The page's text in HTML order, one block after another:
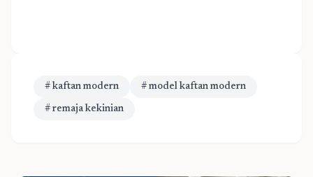
# kaftan modern # model kaftan modern
# remaja kekinian